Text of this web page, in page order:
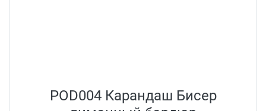
POD004 Карандаш Бисер